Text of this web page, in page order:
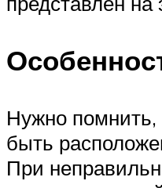
Нужно
быть
При